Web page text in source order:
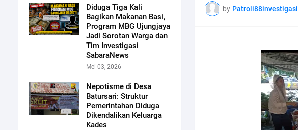
Diduga Tiga Kali
Bagikan Makanan Basi,
Program MBG Ujungjaya
Jadi Sorotan Warga dan
Tim Investigasi
SabaraNews
Mei 03, 2026
Nepotisme di Desa
Batursari: Struktur
Pemerintahan Diduga
Dikendalikan Keluarga
Kades
by Patroli88investigasi